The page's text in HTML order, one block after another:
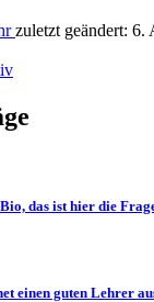
zuletzt geändert: 6.
das ist hier die
einen guten Lehrer